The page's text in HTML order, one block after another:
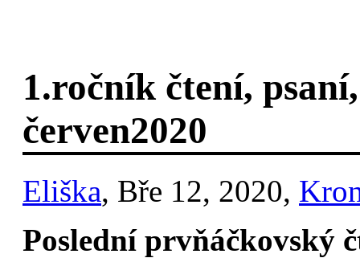
1.ročník čtení,
červen2020
Eliška, Bře 12, 2020,
Poslední prvňáčkovský